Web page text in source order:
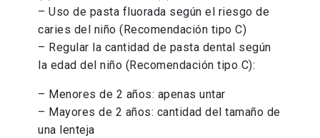
– Uso de pasta fluorada según el riesgo de
caries del niño (Recomendación tipo C)
– Regular la cantidad de pasta dental según
la edad del niño (Recomendación tipo C):
– Menores de 2 años: apenas untar
– Mayores de 2 años: cantidad del tamaño de
una lenteja